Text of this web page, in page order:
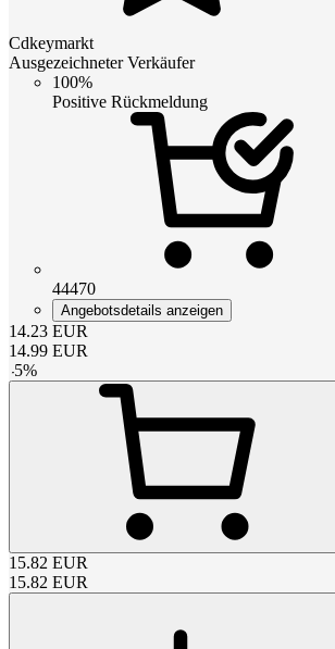
Cdkeymarkt
Ausgezeichneter Verkäufer
100%
Positive Rückmeldung
44470
Angebotsdetails anzeigen
14.23 EUR
14.99 EUR
-5%
15.82 EUR
15.82 EUR